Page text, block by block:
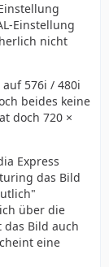
Einstellung
nicht
576i / 480i
beides keine
doch 720 ×
Express
das Bild
über die
das Bild auch
eine